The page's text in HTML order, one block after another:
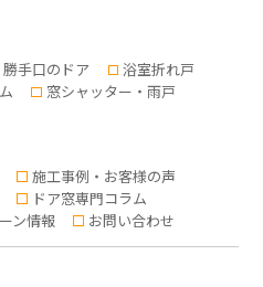
勝手口のドア
浴室折れ戸
窓シャッター・雨戸
施工事例・お客様の声
ドア窓専門コラム
ン情報 お問い合わせ